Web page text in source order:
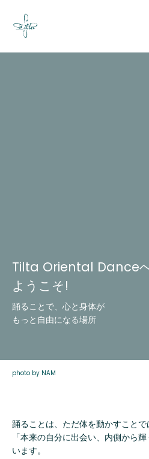
Tilta Oriental Dance
ようこそ!
踊ることで、心と身体が
もっと自由になる場所
photo by NAM
踊ることは、ただ体を動かすことで
「本来の自分に出会い、内側から
います。